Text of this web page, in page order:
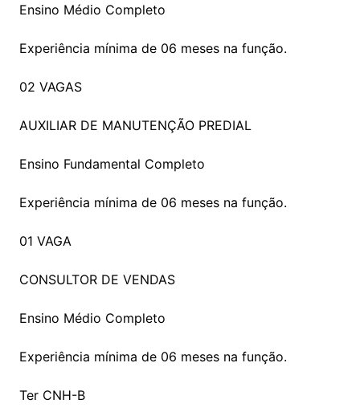
Ensino Médio Completo
Experiência mínima de 06 meses na função.
02 VAGAS
AUXILIAR DE MANUTENÇÃO PREDIAL
Ensino Fundamental Completo
Experiência mínima de 06 meses na função.
01 VAGA
CONSULTOR DE VENDAS
Ensino Médio Completo
Experiência mínima de 06 meses na função.
Ter CNH-B